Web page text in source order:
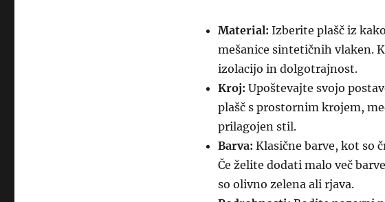
Material: Izberite plašč iz
mešanice sintetičnih vlaken.
izolacijo in dolgotrajnost.
Kroj: Upoštevajte svojo
plašč s prostornim krojem,
prilagojen stil.
Barva: Klasične barve, kot so
Če želite dodati malo več
so olivno zelena ali rjava.